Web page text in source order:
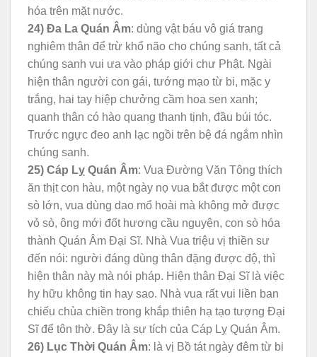
hóa trên mặt nước.
24) Đa La Quán Âm: dùng vật báu vô giá trang
nghiêm thân để trừ khổ não cho chúng sanh, tất cả
chúng sanh vui ưa vào pháp giới chư Phật. Ngài
hiện thân người con gái, tướng mạo từ bi, mặc y
trắng, hai tay hiệp chưởng cầm hoa sen xanh;
quanh thân có hào quang thanh tịnh, đầu búi tóc.
Trước ngực đeo anh lạc ngồi trên bệ đá ngắm nhìn
chúng sanh.
25) Cáp Lỵ Quán Âm: Vua Đường Văn Tông thích
ăn thịt con hàu, một ngày nọ vua bắt được một con
sò lớn, vua dùng dao mổ hoài mà không mở được
vỏ sò, ông mới đốt hương cầu nguyện, con sò hóa
thành Quán Âm Đại Sĩ. Nhà Vua triệu vị thiền sư
đến nói: người đáng dùng thân đặng được độ, thì
hiện thân này mà nói pháp. Hiện thân Đại Sĩ là việc
hy hữu không tin hay sao. Nhà vua rất vui liền ban
chiếu chùa chiền trong khắp thiên hạ tạo tượng Đại
Sĩ để tôn thờ. Đây là sự tích của Cáp Lỵ Quán Âm.
26) Lục Thời Quán Âm: là vị Bồ tát ngày đêm từ bi